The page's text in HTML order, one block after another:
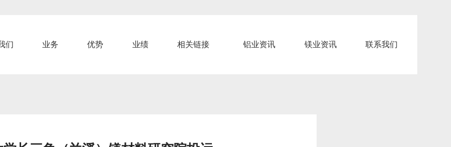
们 业务 优势 业绩 相关链接 铝业资讯 镁业资讯 联系我们